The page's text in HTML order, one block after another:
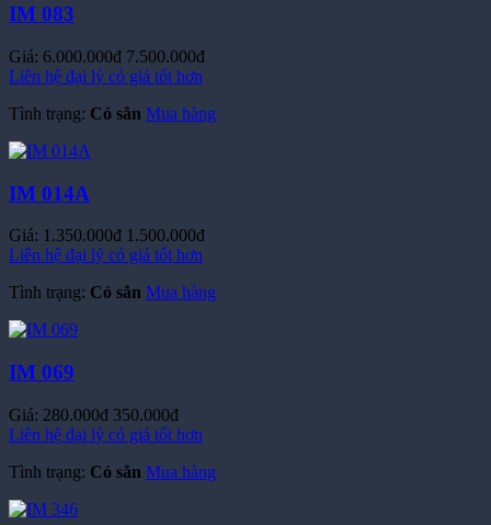
Liên hệ đại lý có giá tốt hơn
Tình trạng:Có sẳn Mua hàng
IM 014A
Giá:1.350.000đ
Liên hệ đại lý có giá tốt hơn
Tình trạng:Có sẳn Mua hàng
Liên hệ đại lý có giá tốt hơn
Tình trạng:Có sẳn Mua hàng